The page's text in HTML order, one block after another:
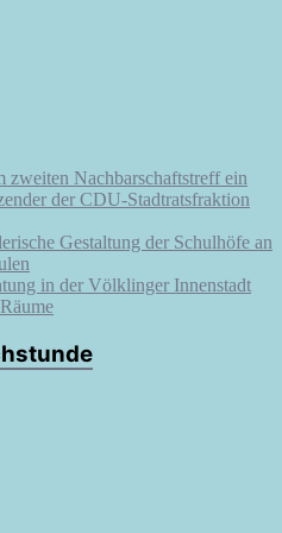
Nachbarschaftstreff ein
der CDU-Stadtratsfraktion
Gestaltung der Schulhöfe an
in der Völklinger Innenstadt